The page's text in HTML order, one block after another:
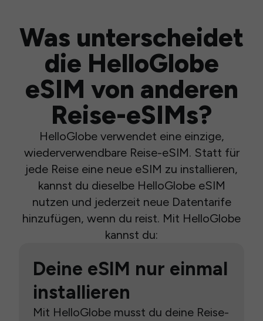
Was unterscheidet
die HelloGlobe
eSIM von anderen
Reise-eSIMs?
HelloGlobe verwendet eine einzige,
wiederverwendbare Reise-eSIM. Statt für
jede Reise eine neue eSIM zu installieren,
kannst du dieselbe HelloGlobe eSIM
nutzen und jederzeit neue Datentarife
hinzufügen, wenn du reist. Mit HelloGlobe
kannst du:
Deine eSIM nur einmal
installieren
Mit HelloGlobe musst du deine Reise-